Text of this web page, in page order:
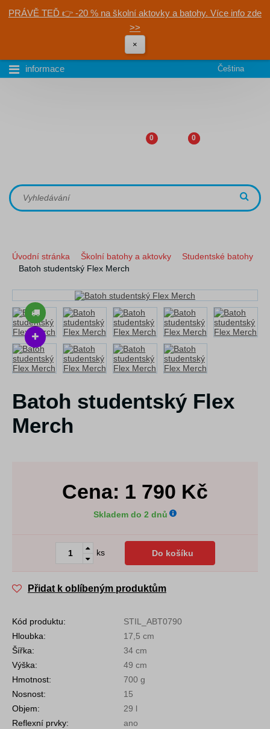
PRÁVĚ TEĎ 👉 -20 % na školní aktovky a batohy. Více info zde
>>
×
informace Čeština
0 0
Úvodní stránka Školní batohy a aktovky
Studentské batohy
Batoh studentský Flex Merch
Batoh studentský Flex
Merch
Cena: 1 790 Kč
Skladem do 2 dnů
ks Do košíku
Přidat k oblíbeným produktům
Kód produktu:
STIL_ABT0790
Hloubka:
17,5 cm
Šířka:
34 cm
Výška:
49 cm
Hmotnost:
700 g
Nosnost:
15
Objem:
29 l
Reflexní prvky:
ano